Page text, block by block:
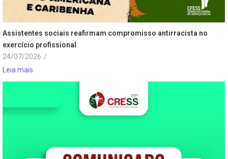
Assistentes sociais reafirmam compromisso antirracista no
exercício profissional
24/07/2026 /
Leia mais